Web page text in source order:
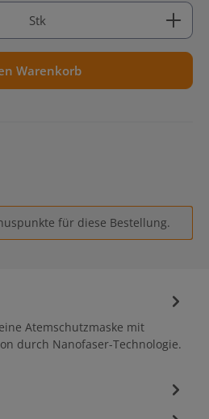
gewünschten Wert ein
Stk
Warenkorb
für diese Bestellung.
Atemschutzmaske mit
durch Nanofaser-Technologie.